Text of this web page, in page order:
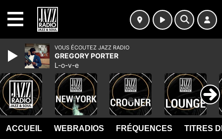
ACCUEIL WEBRADIOS FRÉQUENCES TITRES
VOUS ÉCOUTEZ JAZZ RADIO
GREGORY PORTER
L-o-v-e